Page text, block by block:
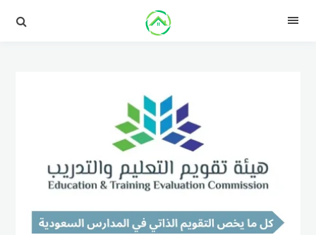
القائمة